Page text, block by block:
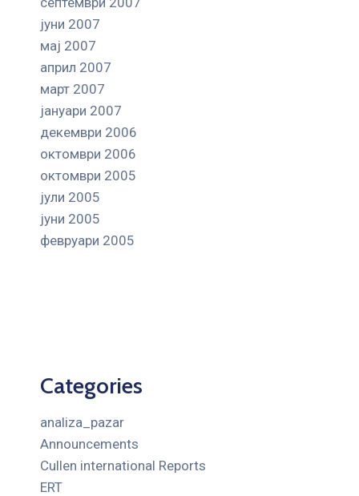
јуни 2007
мај 2007
април 2007
март 2007
јануари 2007
декември 2006
октомври 2006
октомври 2005
јули 2005
јуни 2005
февруари 2005
Categories
analiza_pazar
Announcements
Cullen international Reports
ERT